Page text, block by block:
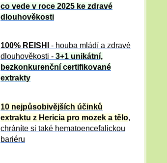
co vede v roce 2025 ke zdravé
dlouhověkosti
100% REISHI
- houba mládí a zdravé
dlouhověkosti - 3+1 unikátní,
bezkonkurenční certifikované
extrakty
10 nejpůsobivějších účinků
extraktu z Hericia pro mozek a tělo,
chráníte si také hematoencefalickou
bariéru